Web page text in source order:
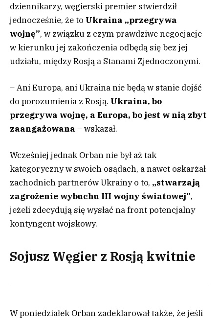
dziennikarzy, węgierski premier stwierdził
jednocześnie, że to Ukraina „przegrywa
wojnę”, w związku z czym prawdziwe negocjacje
w kierunku jej zakończenia odbędą się bez jej
udziału, między Rosją a Stanami Zjednoczonymi.
– Ani Europa, ani Ukraina nie będą w stanie dojść
do porozumienia z Rosją. Ukraina, bo
przegrywa wojnę, a Europa, bo jest w nią zbyt
zaangażowana – wskazał.
Wcześniej jednak Orban nie był aż tak
kategoryczny w swoich osądach, a nawet oskarżał
zachodnich partnerów Ukrainy o to, „stwarzają
zagrożenie wybuchu III wojny światowej”,
jeżeli zdecydują się wysłać na front potencjalny
kontyngent wojskowy.
Sojusz Węgier z Rosją kwitnie
W poniedziałek Orban zadeklarował także, że jeśli